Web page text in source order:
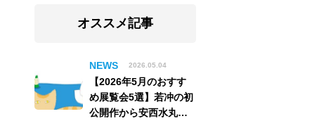
オススメ記事
NEWS 2026.05.04
【2026年5月のおすす
め展覧会5選】若冲の初
公開作から安西水丸の